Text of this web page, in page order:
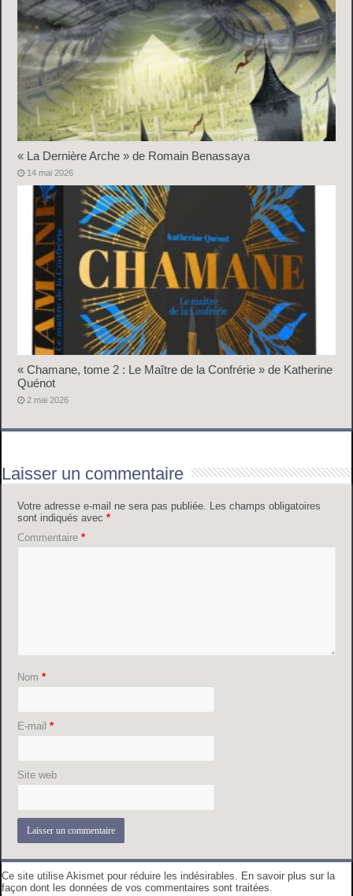
« La Dernière Arche » de Romain Benassaya
14 mai 2026
« Chamane, tome 2 : Le Maître de la Confrérie » de Katherine
Quénot
2 mai 2026
Laisser un commentaire
Votre adresse e-mail ne sera pas publiée.
Les champs obligatoires
sont indiqués avec*
Commentaire*
Nom*
E-mail*
Site web
Ce site utilise Akismet pour réduire les indésirables.
En savoir plus sur la
façon dont les données de vos commentaires sont traitées